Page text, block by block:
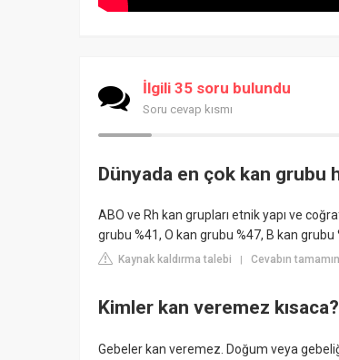
İlgili 35 soru bulundu
Soru cevap kısmı
Dünyada en çok kan grubu
ABO ve Rh kan grupları etnik yapı ve
grubu %41, O kan grubu %47, B kan
Kaynak kaldırma talebi | Cevabın
Kimler kan veremez kısaca?
Gebeler kan veremez. Doğum veya